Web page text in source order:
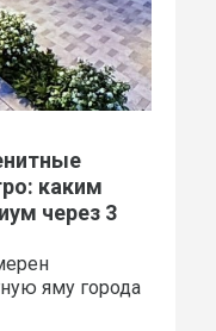
каким
через 3
яму города